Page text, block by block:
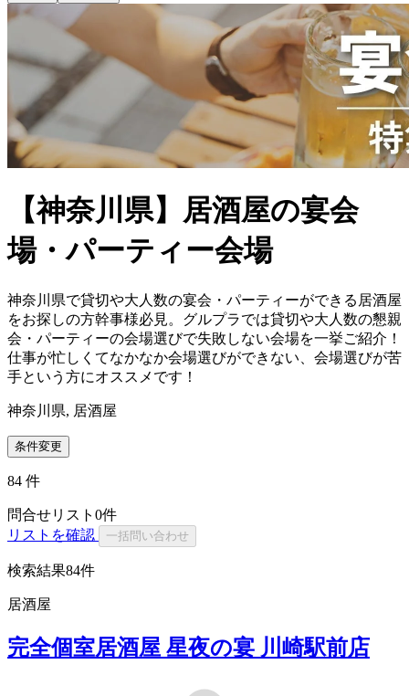
【神奈川県】居酒屋の宴会
場・パーティー会場
神奈川県で貸切や大人数の宴会・パーティーができる居酒屋
をお探しの方幹事様必見。グルプラでは貸切や大人数の懇親
会・パーティーの会場選びで失敗しない会場を一挙ご紹介！
仕事が忙しくてなかなか会場選びができない、会場選びが苦
手という方にオススメです！
神奈川県, 居酒屋
条件変更
84 件
問合せリスト 0件
リストを確認
一括問い合わせ
検索結果84件
居酒屋
完全個室居酒屋 星夜の宴 川崎駅前店